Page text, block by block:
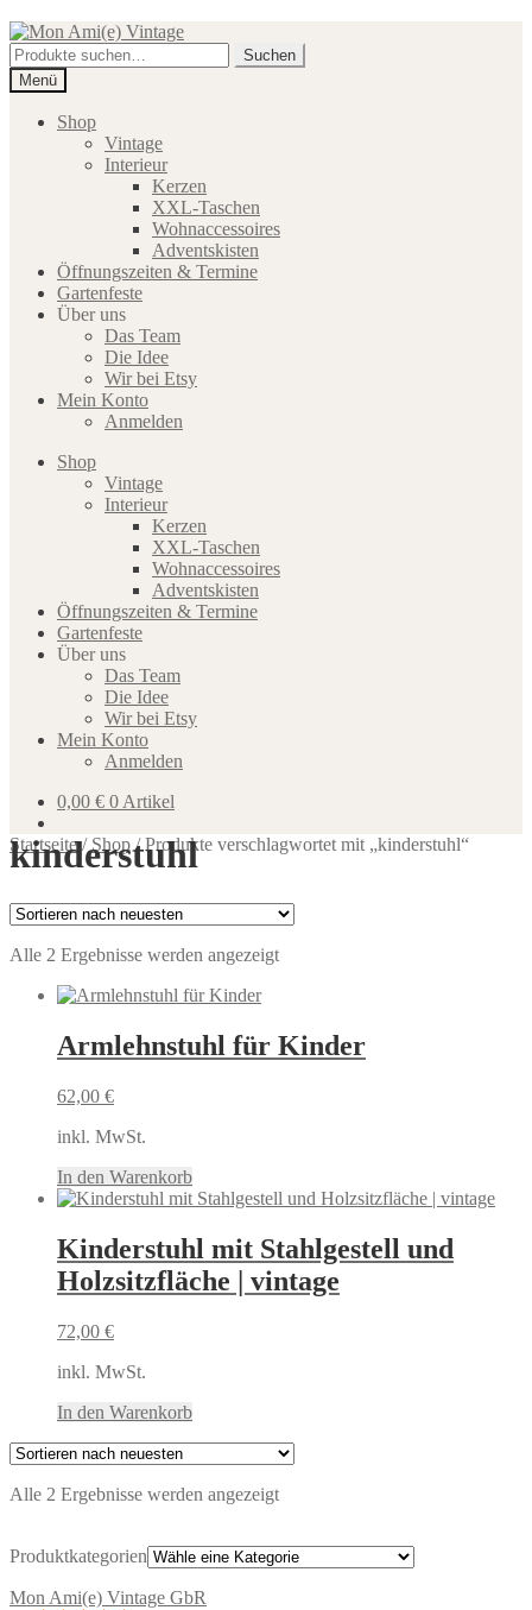
Zur
Navigation
springen
Zum
Inhalt
springen
Suche
nach:
Suchen
Menü
Shop
Vintage
Interieur
Kerzen
XXL-Taschen
Wohnaccessoires
Adventskisten
Öffnungszeiten & Termine
Gartenfeste
Über uns
Das Team
Die Idee
Wir bei Etsy
Mein Konto
Anmelden
Shop
Vintage
Interieur
Kerzen
XXL-Taschen
Wohnaccessoires
Adventskisten
Öffnungszeiten & Termine
Gartenfeste
Über uns
Das Team
Die Idee
Wir bei Etsy
Mein Konto
Anmelden
0,00 € 0 Artikel
Startseite/ Shop /Produkte verschlagwortet mit „kinderstuhl“
kinderstuhl
Alle 2 Ergebnisse werden angezeigtNach
Armlehnstuhl für Kinder
62,00 €
inkl. MwSt.
In den Warenkorb
Kinderstuhl mit Stahlgestell und
Holzsitzfläche | vintage
72,00 €
inkl. MwSt.
In den Warenkorb
Alle 2 Ergebnisse werden angezeigtNach
Produktkategorien
Mon Ami(e) Vintage GbR